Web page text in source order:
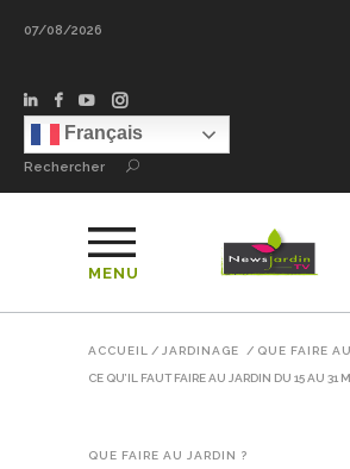
07/08/2026
Français
Rechercher
MENU
ACCUEIL / JARDINAGE / QUE FAIRE
CE QU’IL FAUT FAIRE AU JARDIN DU 15 AU 31
QUE FAIRE AU JARDIN ?